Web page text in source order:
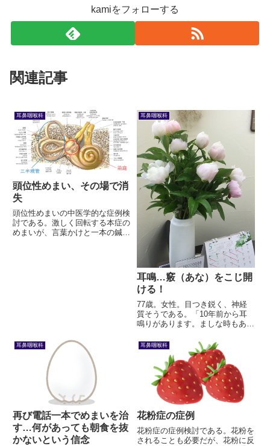
kamiをフォローする
関連記事
耳鼻咽喉科
頭位性めまい、その場で消
失
頭位性めまいの中医学的な症例検
討である。激しく回転する本症の
めまいが、言葉かけと一本の鍼の
耳鼻咽喉科
耳鳴…竅（あな）をこじ開
ける！
77歳。女性。目つき鋭く、神経
質そうである。「10年前から耳
鳴りがあります。ましな時もあっ
も、1か月前から鳴りっぱなし
で、ましにならなくなったんで
す。」「ストレスは？」「私のも
っている不動産の売買のこと
で…。今も...
耳鼻咽喉科
再び電話一本でめまいを治
す…何があっても朝食を抜
かないという信念
耳鼻咽喉科
花粉症の症例
花粉症の症例検討である。花粉を
されることも必要だが、花粉に反